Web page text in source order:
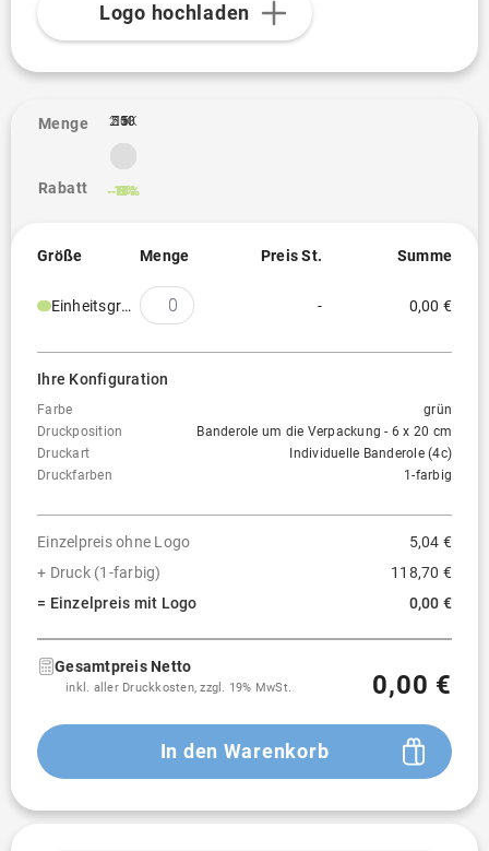
Logo hochladen
Menge
Rabatt
1
250
-5%
500
-8%
1K
-10%
2.5K
-11%
Größe Menge Preis St. Summe
Einheitsgröße - 0,00 €
Ihre Konfiguration
Farbe
grün
Druckposition
Banderole um die Verpackung - 6 x 20 cm
Druckart
Individuelle Banderole (4c)
Druckfarben
1-farbig
Einzelpreis ohne Logo
5,04 €
+ Druck (1-farbig)
118,70 €
= Einzelpreis mit Logo
0,00 €
Gesamtpreis Netto
inkl. aller Druckkosten, zzgl. 19% MwSt. 0,00 €
In den Warenkorb